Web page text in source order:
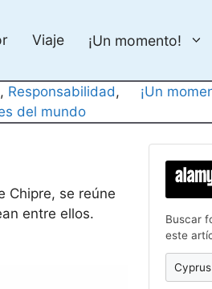
Viaje ¡Un momento!
, Responsabilidad
del mundo
¡Un
Chipre, se reúne
entre ellos.
Buscar
este